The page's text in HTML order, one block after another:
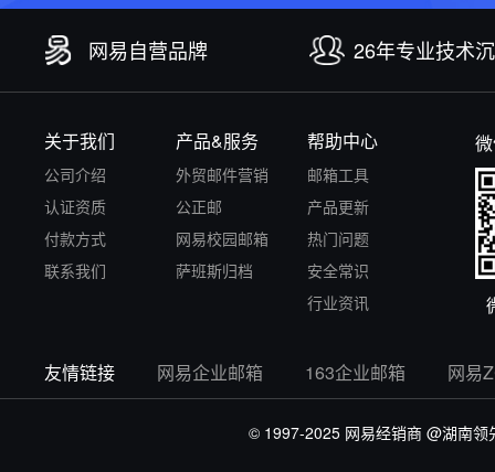
网易自营品牌 26年专业技术
关于我们
公司介绍
认证资质
付款方式
联系我们
产品&服务
外贸邮件营销
公正邮
网易校园邮箱
萨班斯归档
帮助中心
邮箱工具
产品更新
热门问题
安全常识
行业资讯
友情链接 网易企业邮箱 163企业邮箱 网易
© 1997-2025 网易经销商 @湖南领